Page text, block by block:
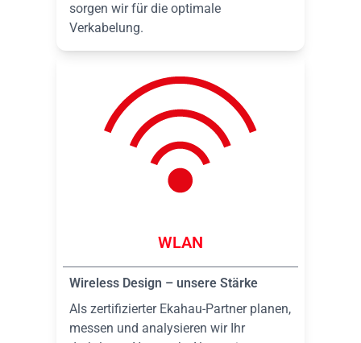
sorgen wir für die optimale
Verkabelung.
WLAN
Wireless Design – unsere Stärke
Als zertifizierter Ekahau-Partner planen,
messen und analysieren wir Ihr